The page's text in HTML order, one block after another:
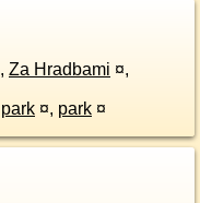
, Za Hradbami ¤,
park ¤, park ¤